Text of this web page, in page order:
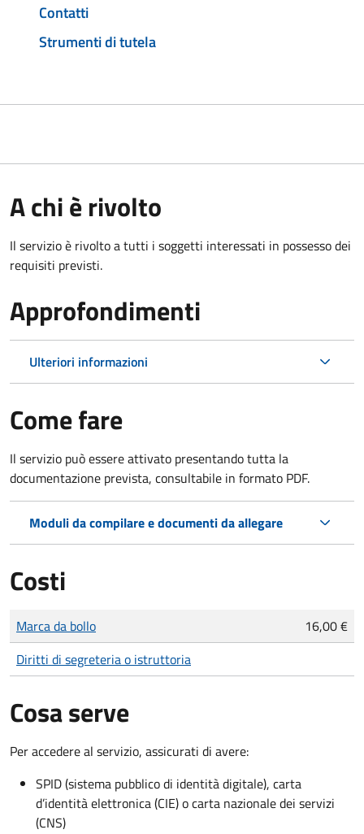
Contatti
Strumenti di tutela
A chi è rivolto
Il servizio è rivolto a tutti i soggetti interessati in possesso dei
requisiti previsti.
Approfondimenti
Ulteriori informazioni
Come fare
Il servizio può essere attivato presentando tutta la
documentazione prevista, consultabile in formato PDF.
Moduli da compilare e documenti da allegare
Costi
Tipo di pagamento
Importo
Marca da bollo
16,00 €
Diritti di segreteria o istruttoria
Cosa serve
Per accedere al servizio, assicurati di avere:
SPID (sistema pubblico di identità digitale), carta
d’identità elettronica (CIE) o carta nazionale dei servizi
(CNS)